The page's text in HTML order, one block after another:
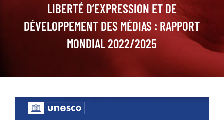
LIBERTÉ D’EXPRESSION ET DE
DÉVELOPPEMENT DES MÉDIAS : RAPPORT
MONDIAL 2022/2025